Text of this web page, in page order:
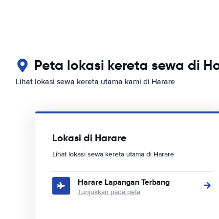
Peta lokasi kereta sewa di
Lihat lokasi sewa kereta utama kami di Harare
Lokasi di Harare
Lihat lokasi sewa kereta utama di Harare
Harare Lapangan Terbang
Tunjukkan pada peta